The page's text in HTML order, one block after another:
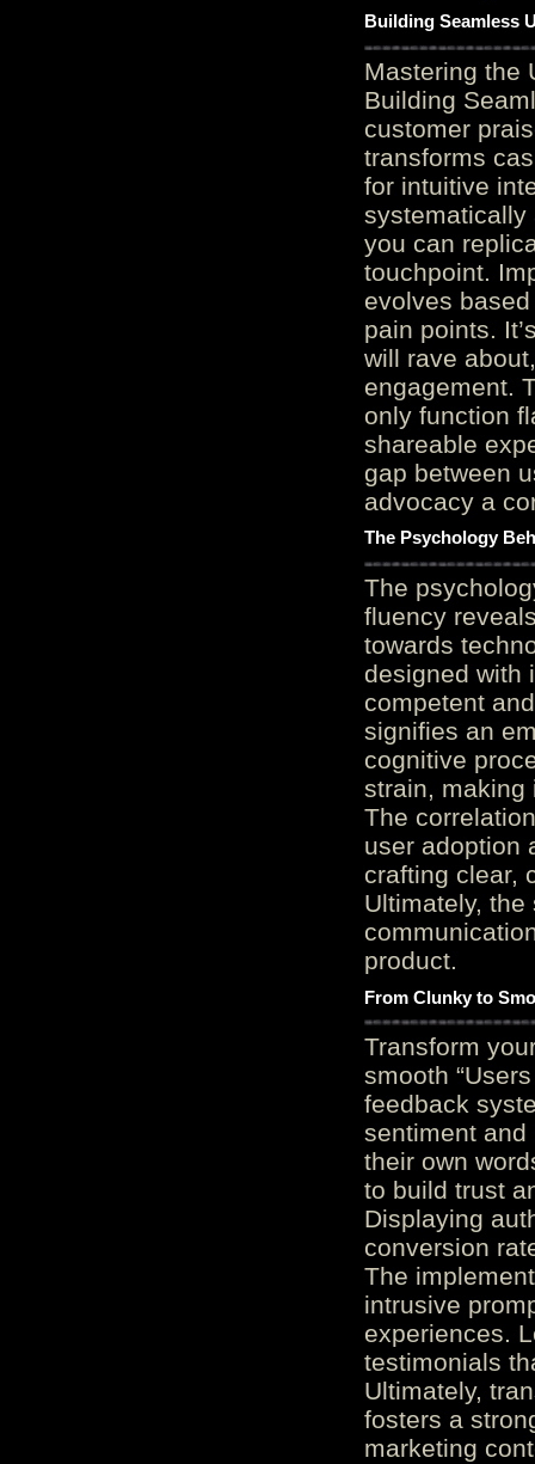
Building Seamless
Mastering the
Building
customer
transforms
for intuitive
systematically
you can
touchpoint.
evolves
pain points.
will rave
engagement.
only function
shareable
gap between
advocacy a
The Psychology
The
fluency
towards
designed with
competent
signifies an
cognitive
strain, making
The
user adoption
crafting clear,
Ultimately,
product.
From Clunky to
Transform
smooth
feedback
sentiment and
their own
to build trust
Displaying
conversion
The
intrusive
experiences.
testimonials
Ultimately,
fosters a
marketing